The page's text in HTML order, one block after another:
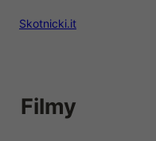
Skotnicki.it
Filmy